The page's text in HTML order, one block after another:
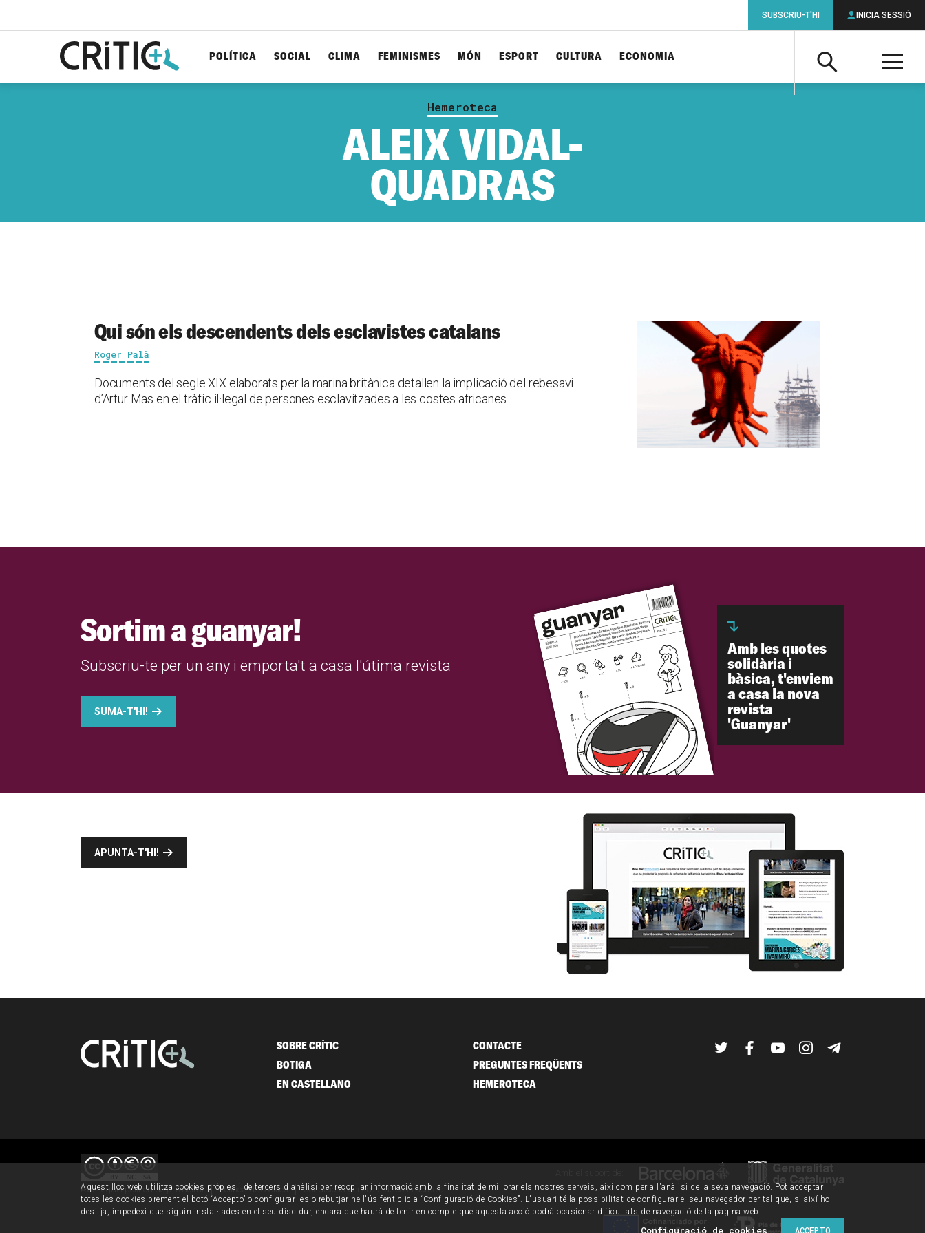
Cerca
POLÍTICA SOCIAL CLIMA FEMINISMES MÓN ESPORT CULTURA ECONOMIA
SUBSCRIU-T'HI INICIA SESSIÓ
Hemeroteca
ALEIX VIDAL-
QUADRAS
Qui són els descendents dels esclavistes catalans
Roger Palà
Documents del segle XIX elaborats per la marina britànica detallen la implicació del rebesavi
d’Artur Mas en el tràfic il·legal de persones esclavitzades a les costes africanes
Sortim a guanyar!
Subscriu-te per un any i emporta't a casa l'útima revista
SUMA-T'HI!
Amb les quotes
solidària i
bàsica, t'enviem
a casa la nova
revista
'Guanyar'
APUNTA-T'HI!
SOBRE CRÍTIC
BOTIGA
EN CASTELLANO
CONTACTE
PREGUNTES FREQÜENTS
HEMEROTECA
TwitterFacebook
YouTubeInstagram
Avís legal i política de privacitat Política de cookies Condicions generals de contractació
Aquest lloc web utilitza cookies pròpies i de tercers d'anàlisi per recopilar informació amb la finalitat de millorar els nostres serveis, així com per a l'anàlisi de la seva navegació. Pot acceptar
totes les cookies prement el botó “Accepto” o configurar-les o rebutjar-ne l'ús fent clic a “Configuració de Cookies”. L'usuari té la possibilitat de configurar el seu navegador per tal que, si així ho
desitja, impedexi que siguin instal·lades en el seu disc dur, encara que haurà de tenir en compte que aquesta acció podrà ocasionar dificultats de navegació de la pàgina web.
ACCEPTO
Configuració de cookies